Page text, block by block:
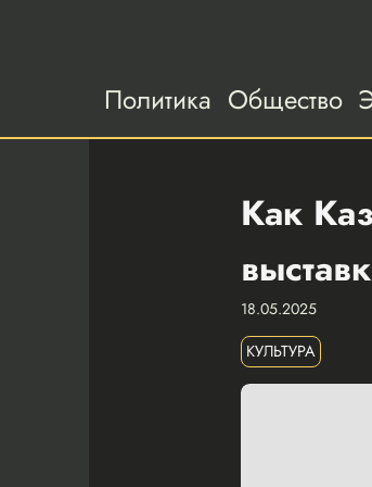
Политика Общество
Как
18.05.2025
КУЛЬТУРА